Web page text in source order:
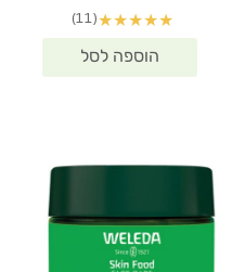
★
★
★
★
★
(11)